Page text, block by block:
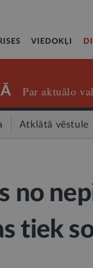
VIEDOKĻI
Par aktuālo
Atklātā vēstule
no
tiek